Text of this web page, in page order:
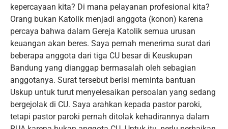
kepercayaan kita? Di mana pelayanan profesional kita?
Orang bukan Katolik menjadi anggota (konon) karena
percaya bahwa dalam Gereja Katolik semua urusan
keuangan akan beres. Saya pernah menerima surat dari
beberapa anggota dari tiga CU besar di Keuskupan
Bandung yang dianggap bermasalah oleh sebagian
anggotanya. Surat tersebut berisi meminta bantuan
Uskup untuk turut menyelesaikan persoalan yang sedang
bergejolak di CU. Saya arahkan kepada pastor paroki,
tetapi pastor paroki pernah ditolak kehadirannya dalam